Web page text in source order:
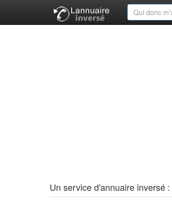
Un service d'annuaire inversé